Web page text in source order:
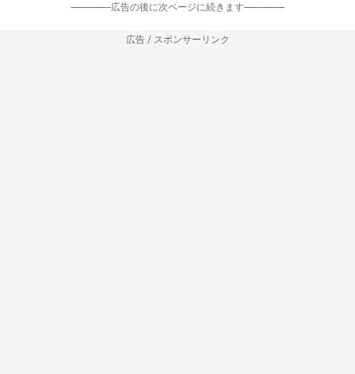
-----------------広告の後に次ページに続きます-----------------
広告 / スポンサーリンク